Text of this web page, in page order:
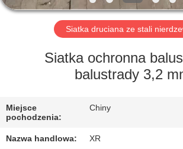
WYCIECZKA
FABRYCE
JAKOŚCI
Siatka druciana ze stali
Siatka ochronna
balustrady 3,2
Miejsce
pochodzenia:
Chiny
Nazwa handlowa: XR